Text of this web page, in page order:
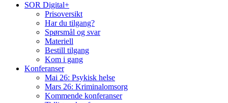
SOR Digital+
Prisoversikt
Har du tilgang?
Spørsmål og svar
Materiell
Bestill tilgang
Kom i gang
Konferanser
Mai 26: Psykisk helse
Mars 26: Kriminal­omsorg
Kommende konferanser